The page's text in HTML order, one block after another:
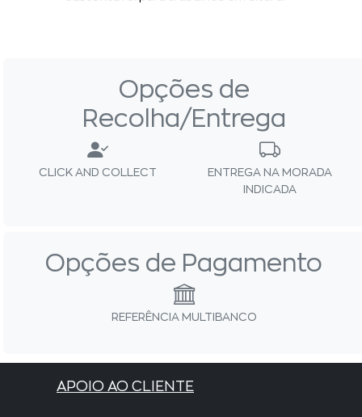
Opções de
Recolha/Entrega
CLICK AND COLLECT
ENTREGA NA MORADA
INDICADA
Opções de Pagamento
REFERÊNCIA MULTIBANCO
APOIO AO CLIENTE